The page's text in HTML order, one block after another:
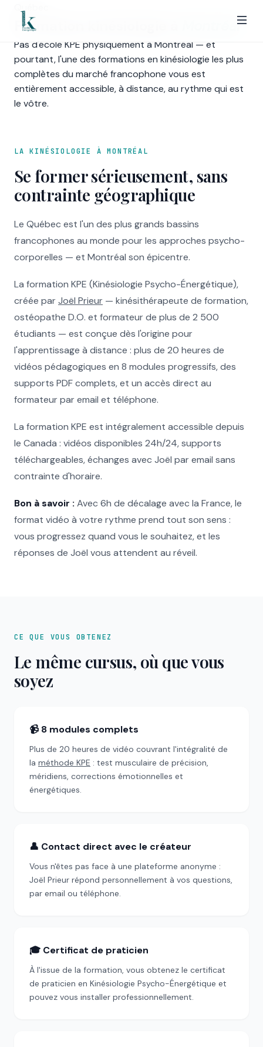
Formation kinésiologie à Montréal
Pas d'école KPE physiquement à Montréal — et
pourtant, l'une des formations en kinésiologie les plus
complètes du marché francophone vous est
entièrement accessible, à distance, au rythme qui est
le vôtre.
LA KINÉSIOLOGIE À MONTRÉAL
Se former sérieusement, sans
contrainte géographique
Le Québec est l'un des plus grands bassins
francophones au monde pour les approches psycho-
corporelles — et Montréal son épicentre.
La formation KPE (Kinésiologie Psycho-Énergétique),
créée par Joël Prieur — kinésithérapeute de formation,
ostéopathe D.O. et formateur de plus de 2 500
étudiants — est conçue dès l'origine pour
l'apprentissage à distance : plus de 20 heures de
vidéos pédagogiques en 8 modules progressifs, des
supports PDF complets, et un accès direct au
formateur par email et téléphone.
La formation KPE est intégralement accessible depuis
le Canada : vidéos disponibles 24h/24, supports
téléchargeables, échanges avec Joël par email sans
contrainte d'horaire.
Bon à savoir : Avec 6h de décalage avec la France, le
format vidéo à votre rythme prend tout son sens :
vous progressez quand vous le souhaitez, et les
réponses de Joël vous attendent au réveil.
CE QUE VOUS OBTENEZ
Le même cursus, où que vous
soyez
📹 8 modules complets
Plus de 20 heures de vidéo couvrant l'intégralité de
la méthode KPE : test musculaire de précision,
méridiens, corrections émotionnelles et
énergétiques.
👤 Contact direct avec le créateur
Vous n'êtes pas face à une plateforme anonyme :
Joël Prieur répond personnellement à vos questions,
par email ou téléphone.
🎓 Certificat de praticien
À l'issue de la formation, vous obtenez le certificat
de praticien en Kinésiologie Psycho-Énergétique et
pouvez vous installer professionnellement.